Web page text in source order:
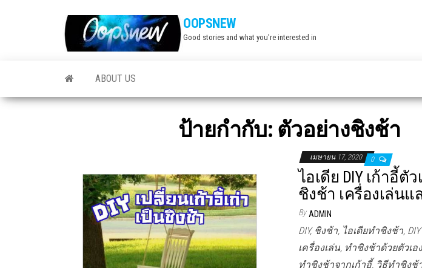
OOPSNEW
Good stories and what you're interested in
ABOUT US
ป้ายกำกับ: ตัวอย่างชิงช้า
เมษายน 17, 2020 0
ไอเดีย DIY เก้าอี้ตั
ชิงช้า เครื่องเล่น
By ADMIN
DIY, ชิงช้า, ไอเดียทำชิงช้า,
เครื่องเล่น, ทำชิงช้าด้วยตัวเอ
ทำชิงช้าจากเก้าอี้, วิธีทำชิงช้